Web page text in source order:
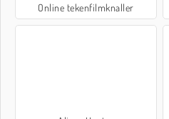
Online tekenfilmknaller